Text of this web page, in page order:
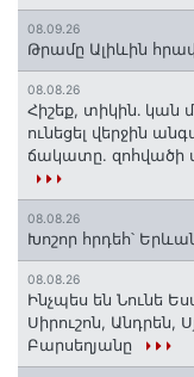
08.09.26
Թրամը Ալիևին
08.08.26
Հիշեք, տիկին․ կան
ունեցել վերջին
ճակատը. զոհվածի
08.08.26
Խոշոր հրդեհ՝
08.08.26
Ինչպես են Նունե
Սիրուշոն, Անդրեն,
Բարսեղյանը